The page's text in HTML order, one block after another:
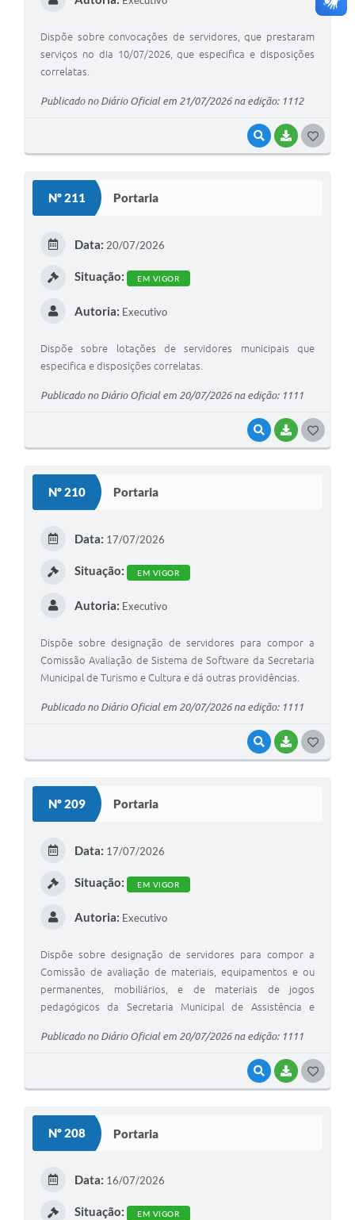
VISUALIZAR
BAIXAR
Dispõe sobre convocações de servidores, que prestaram
serviços no dia 10/07/2026, que especifica e disposições
correlatas.
Publicado no Diário Oficial em 21/07/2026 na edição: 1112
Nº 211 Portaria
VISUALIZAR
BAIXAR
Data: 20/07/2026
Situação: EM VIGOR
Autoria: Executivo
Dispõe sobre lotações de servidores municipais que
especifica e disposições correlatas.
Publicado no Diário Oficial em 20/07/2026 na edição: 1111
Nº 210 Portaria
VISUALIZAR
BAIXAR
Data: 17/07/2026
Situação: EM VIGOR
Autoria: Executivo
Dispõe sobre designação de servidores para compor a
Comissão Avaliação de Sistema de Software da Secretaria
Municipal de Turismo e Cultura e dá outras providências.
Publicado no Diário Oficial em 20/07/2026 na edição: 1111
Nº 209 Portaria
VISUALIZAR
BAIXAR
Data: 17/07/2026
Situação: EM VIGOR
Autoria: Executivo
Dispõe sobre designação de servidores para compor a
Comissão de avaliação de materiais, equipamentos e ou
permanentes, mobiliários, e de materiais de jogos
pedagógicos da Secretaria Municipal de Assistência e
Publicado no Diário Oficial em 20/07/2026 na edição: 1111
Nº 208 Portaria
Data: 16/07/2026
Situação: EM VIGOR